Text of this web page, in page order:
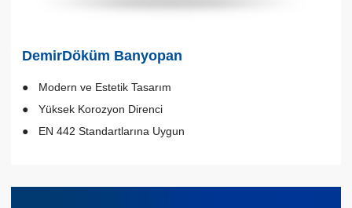
DemirDöküm Banyopan
Modern ve Estetik Tasarım
Yüksek Korozyon Direnci
EN 442 Standartlarına Uygun